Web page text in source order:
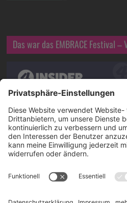
Das war das EMBRACE Festival